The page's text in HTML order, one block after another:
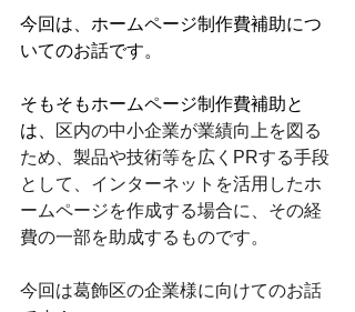
今回は、ホームページ制作費補助につ
いてのお話です。
そもそもホームページ制作費補助と
は、
区内の中小企業が業績向上を図る
ため、製品や技術等を広くPRする手段
として、インターネットを活用したホ
ームページを作成する場合に、その経
費の一部を助成するものです。
今回は葛飾区の企業様に向けてのお話